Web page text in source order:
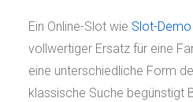
Ein Online-Slot wie Slot-
vollwertiger Ersatz für eine
eine unterschiedliche Form
klassische Suche begünstigt